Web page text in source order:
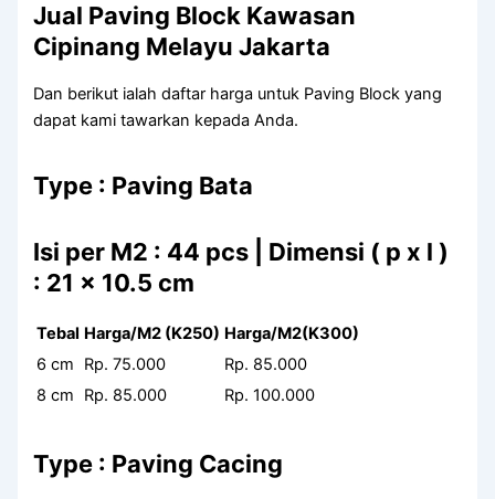
Jual Paving Block Kawasan
Cipinang Melayu Jakarta
Dan berikut ialah daftar harga untuk Paving Block yang
dapat kami tawarkan kepada Anda.
Type : Paving Bata
Isi per M2 : 44 pcs | Dimensi ( p x l )
: 21 x 10.5 cm
Tebal Harga/M2 (K250) Harga/M2(K300)
6 cm
Rp. 75.000
Rp. 85.000
8 cm
Rp. 85.000 Rp. 100.000
Type : Paving Cacing